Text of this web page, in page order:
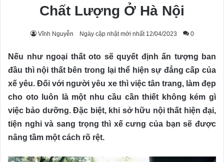
Chất Lượng Ở Hà Nội
Vĩnh Nguyễn Ngày cập nhật mới nhất 12/04/2023 0
Nếu như ngoại thất oto sẽ quyết định ấn tượng ban
đầu thì nội thất bên trong lại thể hiện sự đẳng cấp của
xế yêu. Đối với người yêu xe thì việc tân trang, làm đẹp
cho oto luôn là một nhu cầu cần thiết không kém gì
việc bảo dưỡng. Đặc biệt, khi sở hữu nội thất hiện đại,
tiện nghi và sang trọng thì xế cưng của bạn sẽ được
nâng tầm một cách rõ rệt.